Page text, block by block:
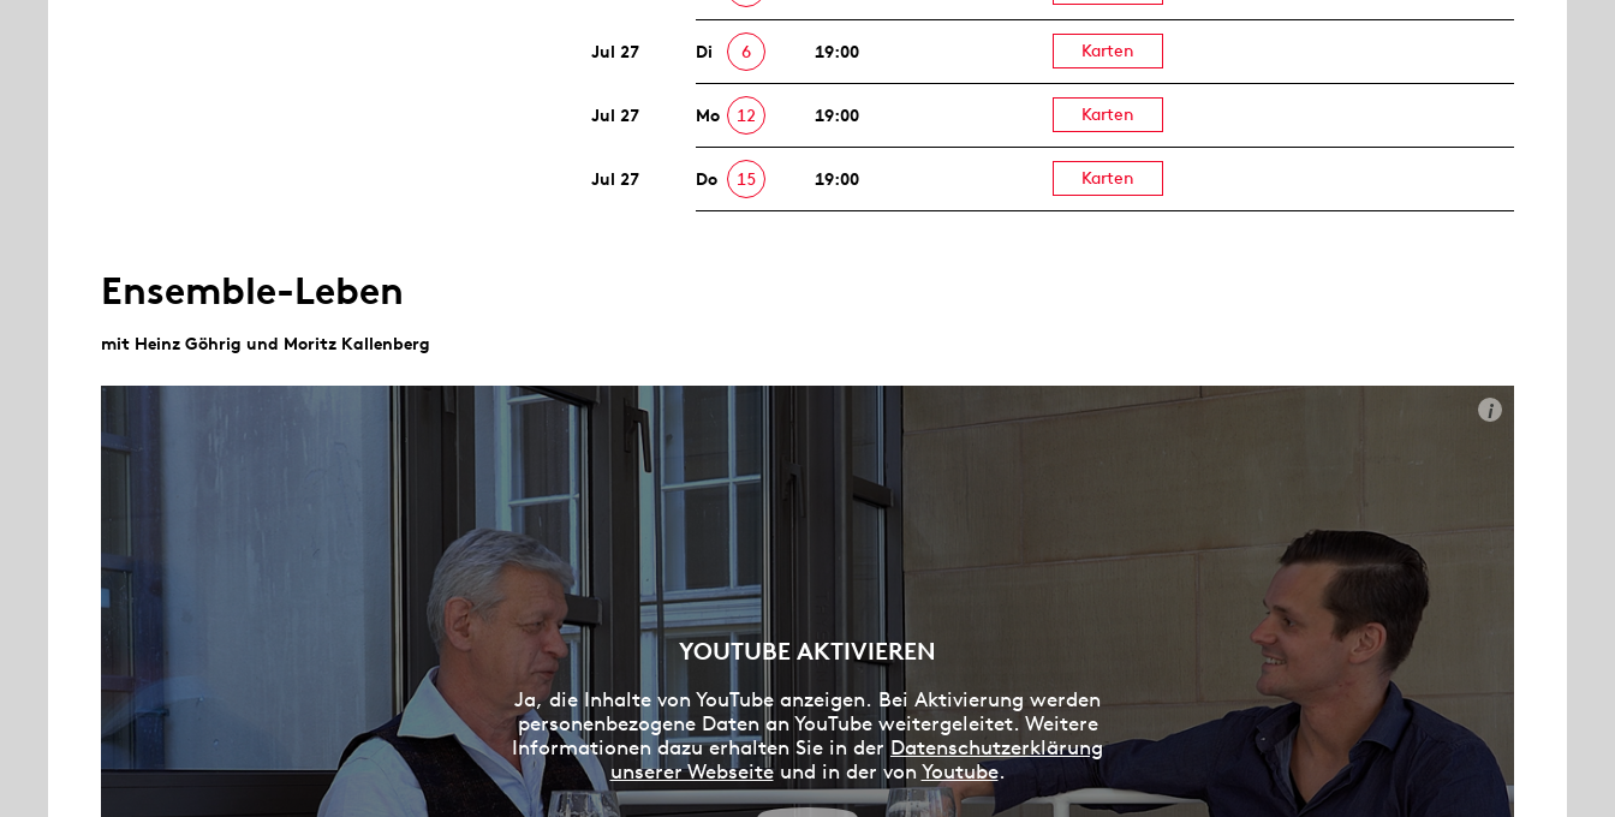
Jul 27 Di 6 19:00 Karten
Jul 27 Mo 12 19:00 Karten
Jul 27 Do 15 19:00 Karten
Ensemble-Leben
mit Heinz Göhrig und Moritz Kallenberg
YOUTUBE AKTIVIEREN
Ja, die Inhalte von YouTube anzeigen. Bei Aktivierung werden
personenbezogene Daten an YouTube weitergeleitet. Weitere
Informationen dazu erhalten Sie in der Datenschutzerklärung
unserer Webseiteund in der von Youtube.
i